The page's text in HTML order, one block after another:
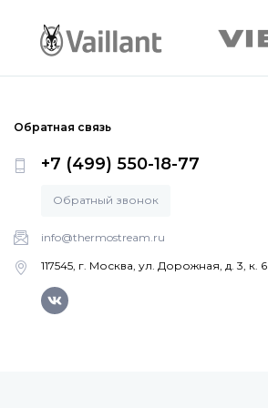
Обратная связь
+7 (499) 550-18-77
Обратный звонок
info@thermostream.ru
117545, г. Москва, ул. Дорожная, д. 3, к. 6